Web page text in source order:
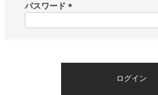
)
パスワード
ログイン